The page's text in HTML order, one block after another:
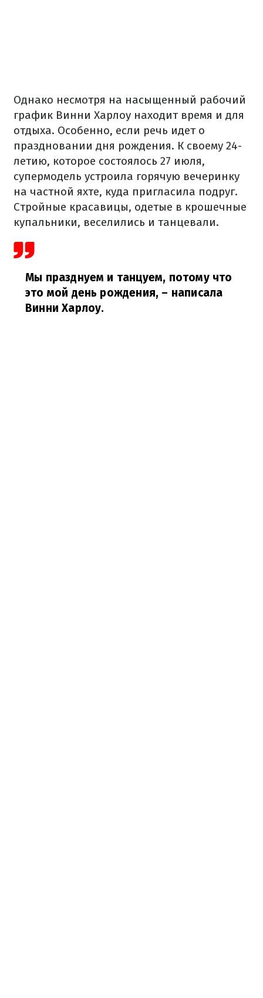
Однако несмотря на насыщенный рабочий
график Винни Харлоу находит время и для
отдыха. Особенно, если речь идет о
праздновании дня рождения. К своему 24-
летию, которое состоялось 27 июля,
супермодель устроила горячую вечеринку
на частной яхте, куда пригласила подруг.
Стройные красавицы, одетые в крошечные
купальники, веселились и танцевали.
Мы празднуем и танцуем, потому что
это мой день рождения, – написала
Винни Харлоу.